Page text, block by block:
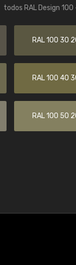
todos RAL Design 100
RAL 100 30
RAL 100 40
RAL 100 50